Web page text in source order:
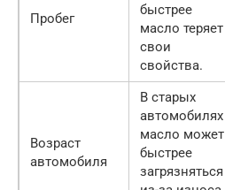
Пробег
быстрее
масло теряет
свои
свойства.
Возраст
автомобиля
В старых
автомобилях
масло может
быстрее
загрязняться